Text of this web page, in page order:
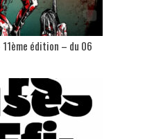
édition – du 06